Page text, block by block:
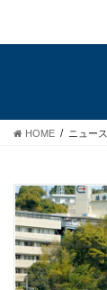
テ
ス
ゲ
ン
HOME ニュース